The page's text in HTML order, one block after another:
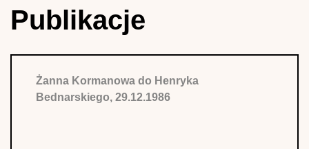
Publikacje
Żanna Kormanowa do Henryka
Bednarskiego, 29.12.1986